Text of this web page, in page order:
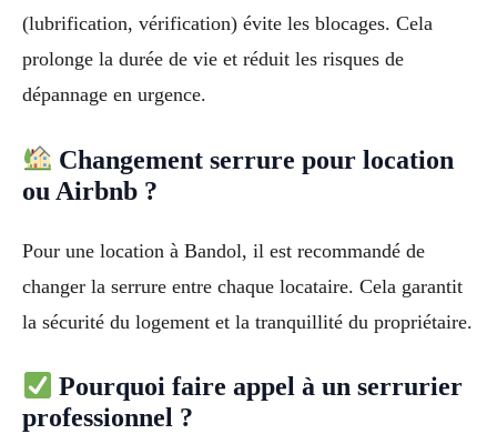
(lubrification, vérification) évite les blocages. Cela
prolonge la durée de vie et réduit les risques de
dépannage en urgence.
Changement serrure pour location
ou Airbnb ?
Pour une location à Bandol, il est recommandé de
changer la serrure entre chaque locataire. Cela garantit
la sécurité du logement et la tranquillité du propriétaire.
Pourquoi faire appel à un serrurier
professionnel ?